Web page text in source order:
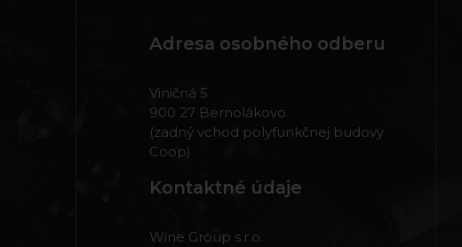
Adresa osobného odberu
Viničná 5
900 27 Bernolákovo
(zadný vchod polyfunkčnej budovy
Coop)
Kontaktné údaje
Wine Group s.r.o.